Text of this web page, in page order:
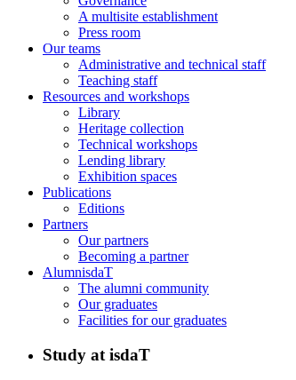
A multisite establishment
Press room
Our teams
Administrative and technical staff
Teaching staff
Resources and workshops
Library
Heritage collection
Technical workshops
Lending library
Exhibition spaces
Publications
Editions
Partners
Our partners
Becoming a partner
AlumnisdaT
The alumni community
Our graduates
Facilities for our graduates
Study at isdaT